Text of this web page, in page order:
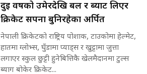
दुई वर्षको उमेरदेखि बल र ब्याट लिएर
क्रिकेट सपना बुनिरहेका अर्पित
नेपाली क्रिकेटको राष्ट्रिय पोशाक, टाउकोमा हेल्मेट,
हातमा ग्लोभ्स, घुँडामा प्याड्स र खुट्टामा जुत्ता
लगाएर स्कुल छुट्टी हुनेबित्तिकै खेलमैदानमा टुल्स
ब्याग बोकेर क्रिकेट...